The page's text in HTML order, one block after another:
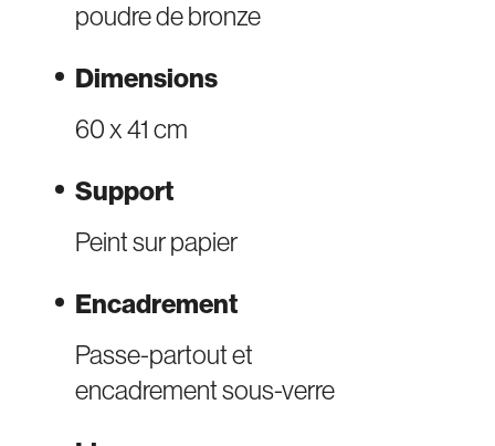
poudre de bronze
Dimensions
60 x 41 cm
Support
Peint sur papier
Encadrement
Passe-partout et
encadrement sous-verre